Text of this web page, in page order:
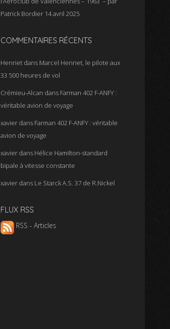
Patrick Bordier 14 avril 2025
COMMENTAIRES RÉCENTS
Henriet dans Marcel Henriet, le pilote aux
33 500 heures de vol
Crémieu-Alcan dans Farman 402 F-ANFY :
véritable avion de voyage
xavier dans Farman 402 F-ANFY : véritable
avion de voyage
xavier dans Hélice Hamilton-standard
bipale à vitesse constante
xavier dans Le Starck A.S. 37 de R.Nickel
FLUX RSS
RSS - Articles